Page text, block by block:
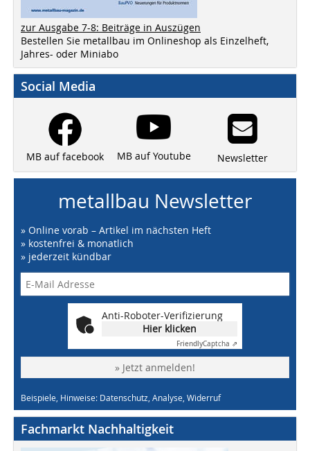
zur Ausgabe 7-8: Beiträge in Auszügen
Bestellen Sie metallbau im Onlineshop als Einzelheft,
Jahres- oder Miniabo
Social Media
MB auf facebook MB auf Youtube Newsletter
metallbau Newsletter
» Online vorab – Artikel im nächsten Heft
» kostenfrei & monatlich
» jederzeit kündbar
Anti-Roboter-Verifizierung
Hier klicken
FriendlyCaptcha ⇗
» Jetzt anmelden!
Beispiele, Hinweise: Datenschutz, Analyse, Widerruf
Fachmarkt Nachhaltigkeit